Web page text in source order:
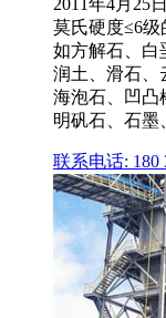
莫氏硬度≤6级
如方解石、白
润土、滑石、
海泡石、凹凸
明矾石、石墨
联系电话: 180